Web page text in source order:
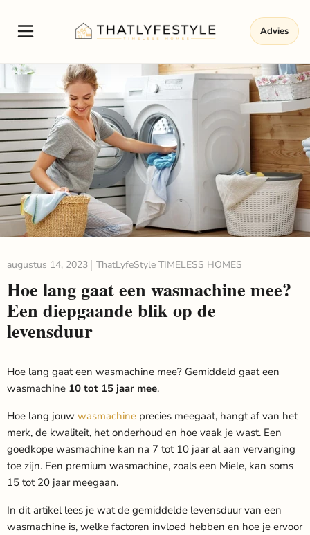
Advies
augustus 14, 2023 ThatLyfeStyle TIMELESS HOMES
Hoe lang gaat een wasmachine mee?
Een diepgaande blik op de
levensduur
Hoe lang gaat een wasmachine mee? Gemiddeld gaat een
wasmachine 10 tot 15 jaar mee.
Hoe lang jouw wasmachine precies meegaat, hangt af van het
merk, de kwaliteit, het onderhoud en hoe vaak je wast. Een
goedkope wasmachine kan na 7 tot 10 jaar al aan vervanging
toe zijn. Een premium wasmachine, zoals een Miele, kan soms
15 tot 20 jaar meegaan.
In dit artikel lees je wat de gemiddelde levensduur van een
wasmachine is, welke factoren invloed hebben en hoe je ervoor